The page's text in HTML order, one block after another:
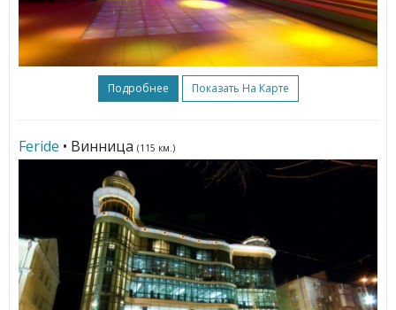
Подробнее Показать На Карте
Feride • Винница (115 км.)